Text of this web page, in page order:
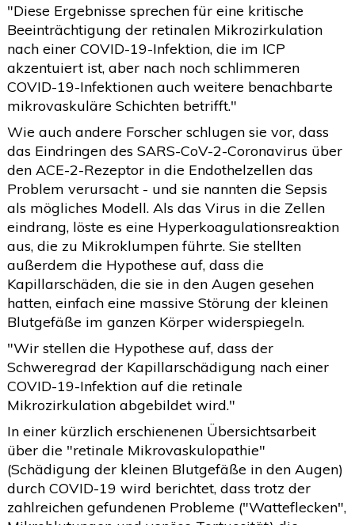
"Diese Ergebnisse sprechen für eine kritische
Beeinträchtigung der retinalen Mikrozirkulation
nach einer COVID-19-Infektion, die im ICP
akzentuiert ist, aber nach noch schlimmeren
COVID-19-Infektionen auch weitere benachbarte
mikrovaskuläre Schichten betrifft."
Wie auch andere Forscher schlugen sie vor, dass
das Eindringen des SARS-CoV-2-Coronavirus über
den ACE-2-Rezeptor in die Endothelzellen das
Problem verursacht - und sie nannten die Sepsis
als mögliches Modell. Als das Virus in die Zellen
eindrang, löste es eine Hyperkoagulationsreaktion
aus, die zu Mikroklumpen führte. Sie stellten
außerdem die Hypothese auf, dass die
Kapillarschäden, die sie in den Augen gesehen
hatten, einfach eine massive Störung der kleinen
Blutgefäße im ganzen Körper widerspiegeln.
"Wir stellen die Hypothese auf, dass der
Schweregrad der Kapillarschädigung nach einer
COVID-19-Infektion auf die retinale
Mikrozirkulation abgebildet wird."
In einer kürzlich erschienenen Übersichtsarbeit
über die "retinale Mikrovaskulopathie"
(Schädigung der kleinen Blutgefäße in den Augen)
durch COVID-19 wird berichtet, dass trotz der
zahlreichen gefundenen Probleme ("Watteflecken",